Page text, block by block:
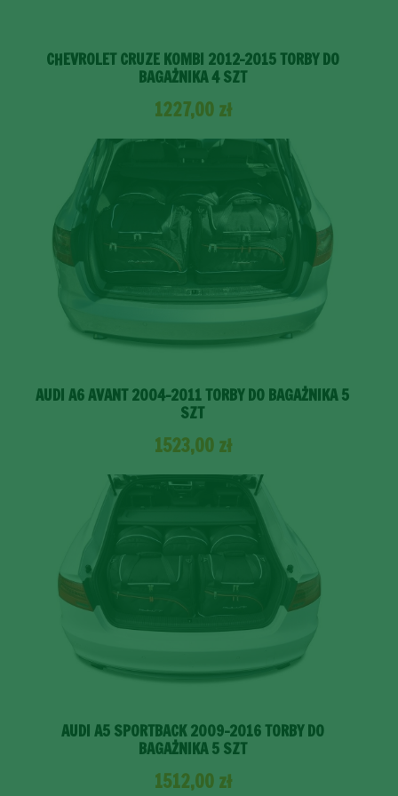
CHEVROLET CRUZE KOMBI 2012-2015 TORBY DO
BAGAŻNIKA 4 SZT
1227,00 zł
AUDI A6 AVANT 2004-2011 TORBY DO BAGAŻNIKA 5
SZT
1523,00 zł
AUDI A5 SPORTBACK 2009-2016 TORBY DO
BAGAŻNIKA 5 SZT
1512,00 zł